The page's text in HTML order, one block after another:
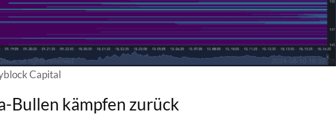
Capital
Bullen kämpfen zurück